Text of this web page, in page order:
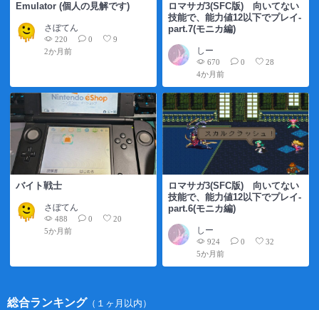
Emulator (個人の見解です)
さぼてん
220 0
9
2か月前
ロマサガ3(SFC版) 向いてない
技能で、能力値12以下でプレイ-
part.7(モニカ編)
しー
670 0
28
4か月前
バイト戦士
さぼてん
488 0
20
5か月前
ロマサガ3(SFC版) 向いてない
技能で、能力値12以下でプレイ-
part.6(モニカ編)
しー
924 0
32
5か月前
総合ランキング （１ヶ月以内）